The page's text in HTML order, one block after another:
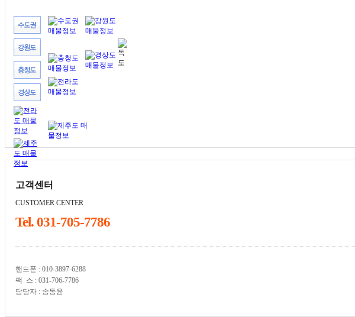
고객센터
CUSTOMER CENTER
Tel. 031-705-7786
핸드폰 : 010-3897-6288
팩 스 : 031-706-7786
담당자 : 송동윤